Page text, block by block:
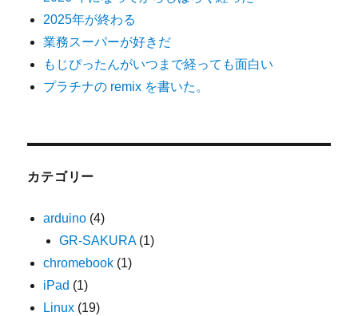
2025年が終わる
業務スーパーが好きだ
もじぴったんがいつまで経っても面白い
プラチナの remix を書いた。
カテゴリー
arduino (4)
GR-SAKURA(1)
chromebook (1)
iPad (1)
Linux (19)